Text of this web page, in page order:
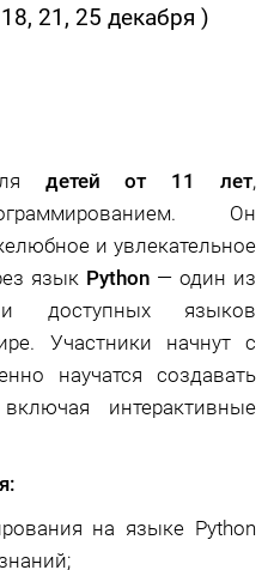
18, 21, 25 декабря )
детей от 11 лет,
Он
и увлекательное
язык Python — один из
доступных языков
Участники начнут с
научатся создавать
интерактивные
на языке Python